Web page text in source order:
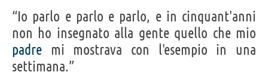
“Io parlo e parlo e parlo, e in cinquant'anni
non ho insegnato alla gente quello che mio
padre mi mostrava con l'esempio in una
settimana.”